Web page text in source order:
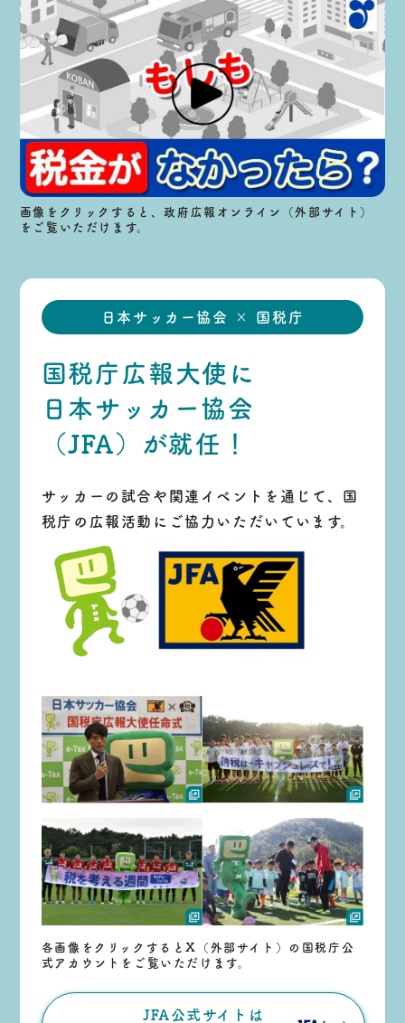
画像をクリックすると、政府広報オンライン（外部サイト）
をご覧いただけます。
日本サッカー協会 × 国税庁
国税庁広報大使に
日本サッカー協会
（JFA）が就任！
サッカーの試合や関連イベントを通じて、国
税庁の広報活動にご協力いただいています。
各画像をクリックするとX（外部サイト）の国税庁公
式アカウントをご覧いただけます。
JFA公式サイトは